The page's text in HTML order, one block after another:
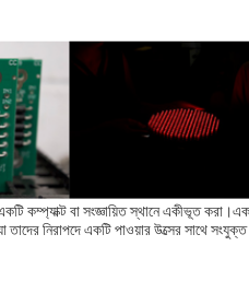
বা সংজ্ঞায়িত স্থানে একীভূত
নিরাপদে একটি পাওয়ার উত্সের সাথে